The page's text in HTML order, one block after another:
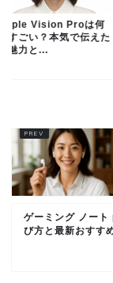
Vision Proは何
ごい？本気で伝えた
力と...
ゲーミング ノー
び方と最新おすす